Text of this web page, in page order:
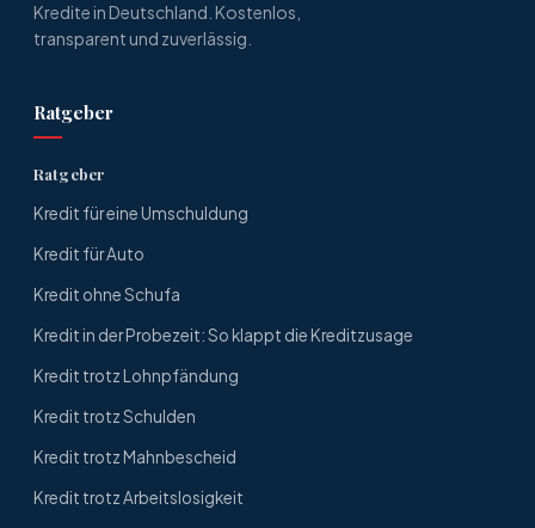
Kredite in Deutschland. Kostenlos,
transparent und zuverlässig.
Ratgeber
Ratgeber
Kredit für eine Umschuldung
Kredit für Auto
Kredit ohne Schufa
Kredit in der Probezeit: So klappt die Kreditzusage
Kredit trotz Lohnpfändung
Kredit trotz Schulden
Kredit trotz Mahnbescheid
Kredit trotz Arbeitslosigkeit